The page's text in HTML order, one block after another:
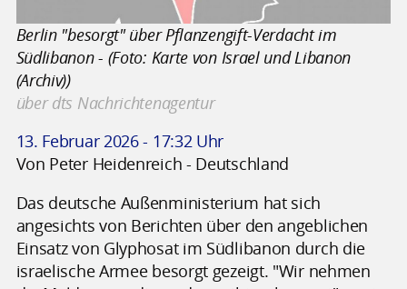
Berlin "besorgt" über Pflanzengift-Verdacht im
Südlibanon - (Foto: Karte von Israel und Libanon
(Archiv))
über dts Nachrichtenagentur
13. Februar 2026 - 17:32 Uhr
Von Peter Heidenreich - Deutschland
Das deutsche Außenministerium hat sich
angesichts von Berichten über den angeblichen
Einsatz von Glyphosat im Südlibanon durch die
israelische Armee besorgt gezeigt. "Wir nehmen